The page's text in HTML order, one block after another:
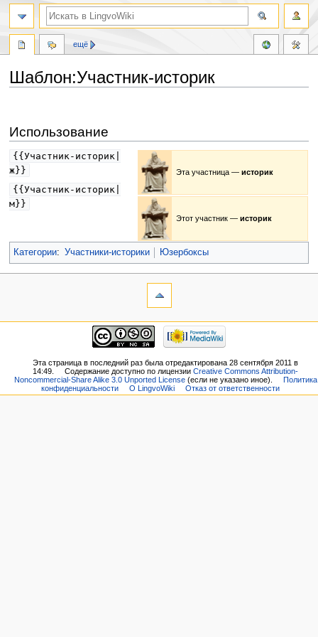
Шаблон:Участник-историк
навигации
поиску
Использование
Эта участница — историк
{{Участник-историк|
ж}}
Этот участник — историк
{{Участник-историк|
м}}
Категории: Участники-историки Юзербоксы
ещё
Эта страница в последний раз была отредактирована 28 сентября 2011 в
14:49.
Содержание доступно по лицензииCreative Commons Attribution-
Noncommercial-Share Alike 3.0 Unported License(если не указано иное).
Политика
конфиденциальности
О LingvoWiki Отказ от ответственности